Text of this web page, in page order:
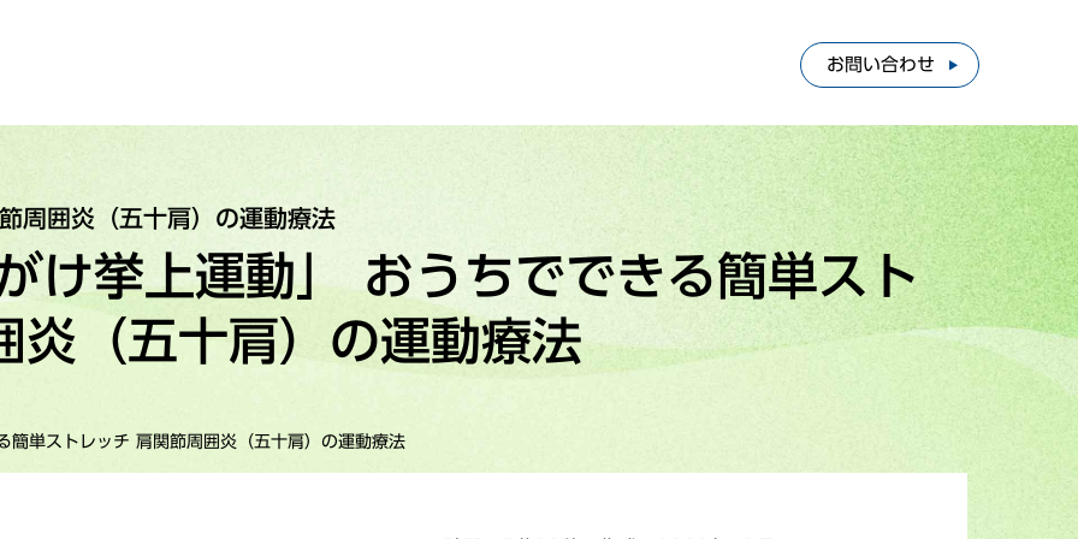
お問い合わせ
周囲炎（五十肩）の運動療法
け挙上運動」 おうちでできる簡単スト
炎（五十肩）の運動療法
単ストレッチ 肩関節周囲炎（五十肩）の運動療法